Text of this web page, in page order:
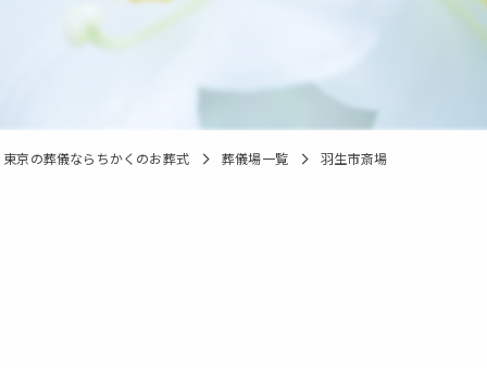
東京の葬儀ならちかくのお葬式 葬儀場一覧 羽生市斎場